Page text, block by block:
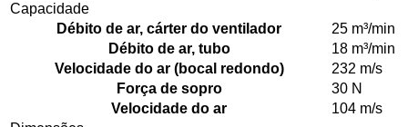
Capacidade
Débito de ar, cárter do ventilador
25 m³/min
Débito de ar, tubo
18 m³/min
Velocidade do ar (bocal redondo)
232 m/s
Força de sopro
30 N
Velocidade do ar
104 m/s